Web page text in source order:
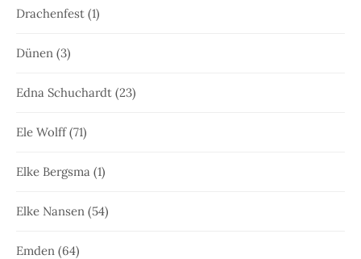
Drachenfest (1)
Dünen (3)
Edna Schuchardt (23)
Ele Wolff(71)
Elke Bergsma (1)
Elke Nansen (54)
Emden (64)